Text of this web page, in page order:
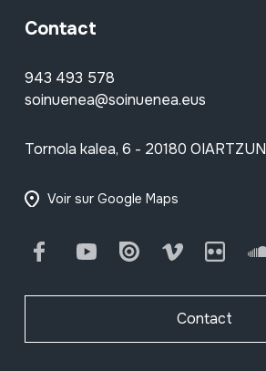
Contact
943 493 578
soinuenea@soinuenea.eus
Tornola kalea, 6 - 20180 OIARTZUN
Voir sur Google Maps
FacebookYoutube Issuu Vimeo Flickr
Contact